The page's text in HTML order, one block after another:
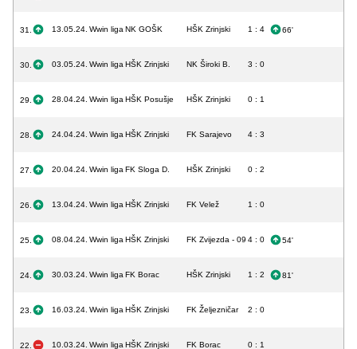
31. 13.05.24. Wwin liga NK GOŠK HŠK Zrinjski 1 : 4 66'
30. 03.05.24. Wwin liga HŠK Zrinjski NK Široki B. 3 : 0
29. 28.04.24. Wwin liga HŠK Posušje HŠK Zrinjski 0 : 1
28. 24.04.24. Wwin liga HŠK Zrinjski FK Sarajevo 4 : 3
27. 20.04.24. Wwin liga FK Sloga D. HŠK Zrinjski 0 : 2
26. 13.04.24. Wwin liga HŠK Zrinjski FK Velež 1 : 0
25. 08.04.24. Wwin liga HŠK Zrinjski FK Zvijezda - 09 4 : 0 54'
24. 30.03.24. Wwin liga FK Borac HŠK Zrinjski 1 : 2 81'
23. 16.03.24. Wwin liga HŠK Zrinjski FK Željezničar 2 : 0
22. 10.03.24. Wwin liga HŠK Zrinjski FK Borac 0 : 1